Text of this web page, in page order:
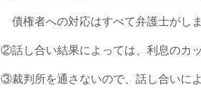
債権者への対応はすべて弁護士がし
②話し合い結果によっては、利息のカ
③裁判所を通さないので、話し合いに